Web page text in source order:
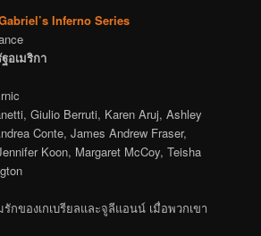
Inferno Series
อเมริกา
Giulio Berruti, Karen Aruj, Ashley
Conte, James Andrew Fraser,
Koon, Margaret McCoy, Teisha
กของเกเบรียลและจูลีแอนน์ เมื่อพวกเขา